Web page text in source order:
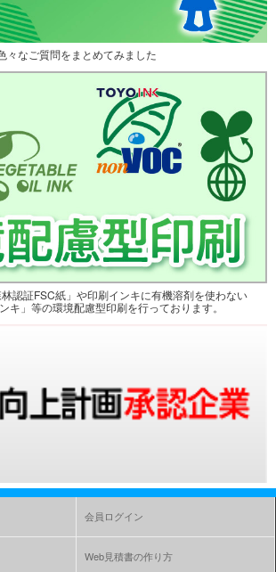
々なご質問をまとめてみました
認証FSC紙」や印刷インキに有機溶剤を使わない
キ」等の環境配慮型印刷を行っております。
会員ログイン
Web見積書の作り方